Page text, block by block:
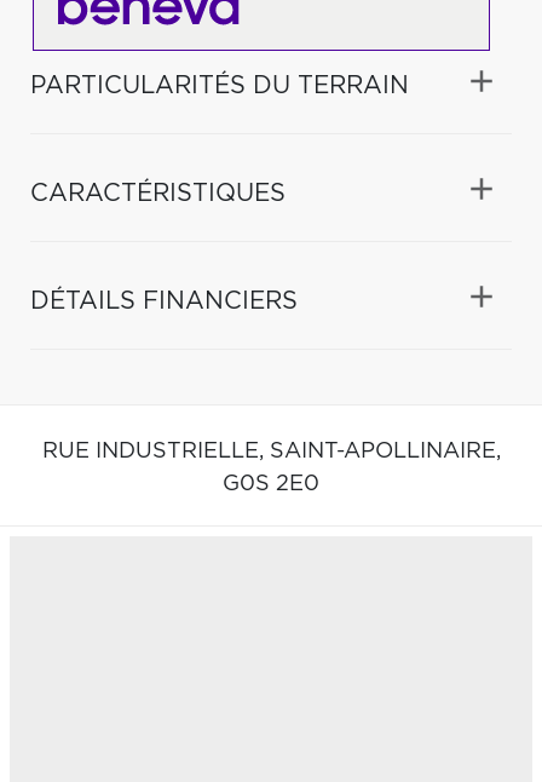
PARTICULARITÉS DU TERRAIN
CARACTÉRISTIQUES
DÉTAILS FINANCIERS
RUE INDUSTRIELLE, SAINT-APOLLINAIRE,
G0S 2E0